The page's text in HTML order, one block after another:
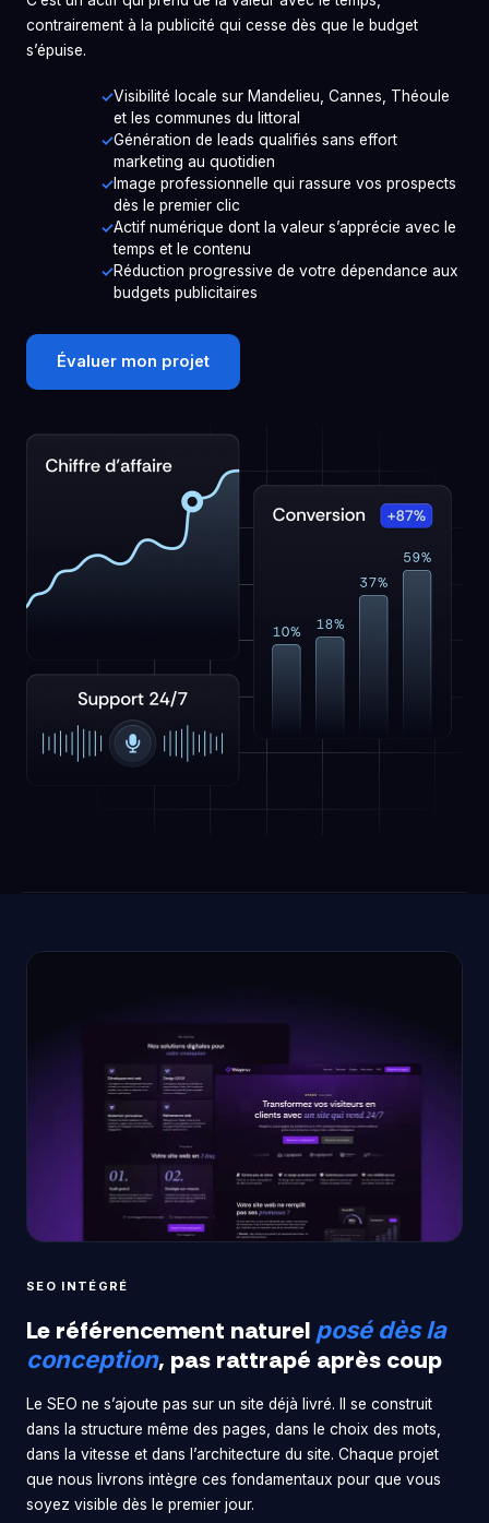
contrairement à la publicité qui cesse dès que le budget
s’épuise.
Visibilité locale sur Mandelieu, Cannes, Théoule
et les communes du littoral
Génération de leads qualifiés sans effort
marketing au quotidien
Image professionnelle qui rassure vos prospects
dès le premier clic
Actif numérique dont la valeur s’apprécie avec le
temps et le contenu
Réduction progressive de votre dépendance aux
budgets publicitaires
Évaluer mon projet
SEO INTÉGRÉ
Le référencement naturel posé dès la
conception, pas rattrapé après coup
Le SEO ne s’ajoute pas sur un site déjà livré. Il se construit
dans la structure même des pages, dans le choix des mots,
dans la vitesse et dans l’architecture du site. Chaque projet
que nous livrons intègre ces fondamentaux pour que vous
soyez visible dès le premier jour.